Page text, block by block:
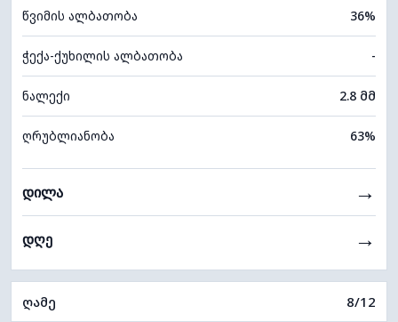
წვიმის ალბათობა 36%
ჭექა-ქუხილის ალბათობა -
ნალექი 2.8 მმ
ღრუბლიანობა 63%
დილა →
დღე →
ღამე 8/12